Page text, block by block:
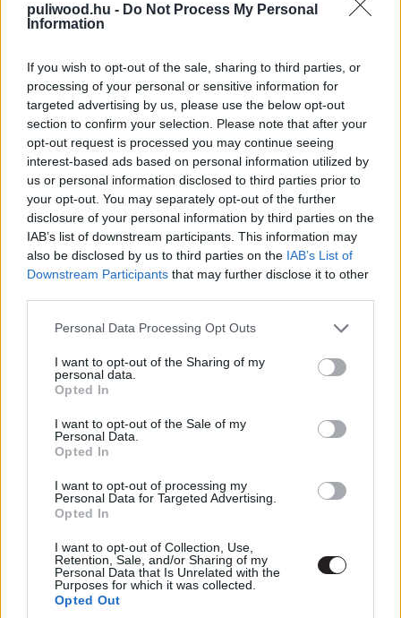
puliwood.hu - Do Not Process My Personal
Information
If you wish to opt-out of the sale, sharing to third parties, or
processing of your personal or sensitive information for
targeted advertising by us, please use the below opt-out
section to confirm your selection. Please note that after your
opt-out request is processed you may continue seeing
interest-based ads based on personal information utilized by
us or personal information disclosed to third parties prior to
your opt-out. You may separately opt-out of the further
disclosure of your personal information by third parties on the
IAB’s list of downstream participants. This information may
also be disclosed by us to third parties on the IAB’s List of
Downstream Participants that may further disclose it to other
Please note that this website/app uses one or more Google
not limited to your visit or usage behaviour. You may click to
grant or deny consent to Google and its third-party tags to
use your data for below specified purposes in below Google
consent section.
Personal Data Processing Opt Outs
I want to opt-out of the Sharing of my
personal data.
Opted In
I want to opt-out of the Sale of my
Personal Data.
Opted In
I want to opt-out of processing my
Personal Data for Targeted Advertising.
Opted In
I want to opt-out of Collection, Use,
Retention, Sale, and/or Sharing of my
Personal Data that Is Unrelated with the
Purposes for which it was collected.
Opted Out
A fenti képen ugyanis nyoma sincs annak az átlagos
jól láthatóan komolyan vette a szerepet, ami hihetővé
teszi, hogy egy olyan karaktert játszik majd, aki
mindenkit (is) lezúz majd ebben a fantasy akciófilmben.
Skarsgard állítólag egy kéthónapos küzdősportos
edzőtáborban is részt vett, hogy minél autentikusabban
mutasson harcosként és egy bennfentes szerint még
sosem láttunk ennyit mozogni egy színészt egy filmben.
Mit szóltok Skarsgard felsőtestéhez?
#boy kills world #bill skarsgard
Jeff Bridges Liam Neeson
nyomdokaiba ered a The Old
Manben
Molnár Dávid|2022 május 26. 10:00